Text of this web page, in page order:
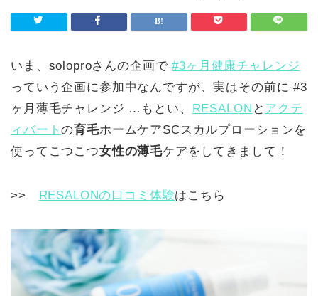
いま、soloproさんの企画で#3ヶ月健康チャレンジ
っていう企画に参加中なんですが、実はその前に #3
ヶ月薄毛チャレンジ …もとい、
RESALON と アクテ
ィバートの育毛ホームケアSCスカルプローションを
使ってこつこつ女性の薄毛ケアをしてきまして！
>> RESALONの口コミ体験はこちら